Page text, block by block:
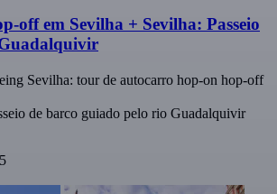
off em Sevilha + Sevilha: Passeio
Sevilha: tour de autocarro hop-on hop-off
de barco guiado pelo rio Guadalquivir